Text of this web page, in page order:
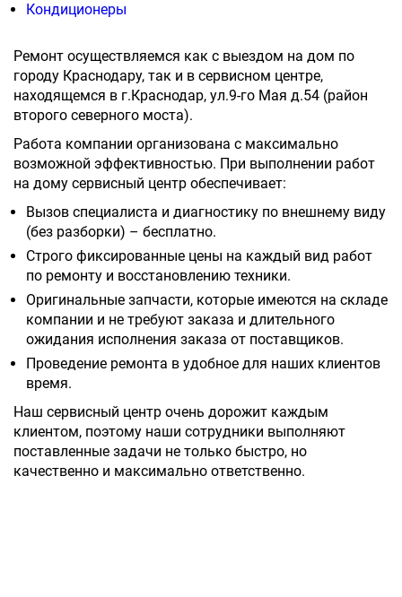
Кондиционеры
Ремонт осуществляемся как с выездом на дом по
городу Краснодару, так и в сервисном центре,
находящемся в г.Краснодар, ул.9-го Мая д.54 (район
второго северного моста).
Работа компании организована с максимально
возможной эффективностью. При выполнении работ
на дому сервисный центр обеспечивает:
Вызов специалиста и диагностику по внешнему виду
(без разборки) – бесплатно.
Строго фиксированные цены на каждый вид работ
по ремонту и восстановлению техники.
Оригинальные запчасти, которые имеются на складе
компании и не требуют заказа и длительного
ожидания исполнения заказа от поставщиков.
Проведение ремонта в удобное для наших клиентов
время.
Наш сервисный центр очень дорожит каждым
клиентом, поэтому наши сотрудники выполняют
поставленные задачи не только быстро, но
качественно и максимально ответственно.